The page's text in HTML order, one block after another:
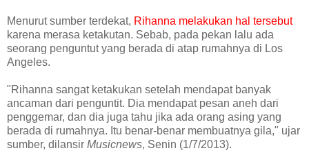
Menurut sumber terdekat, Rihanna melakukan hal tersebut
karena merasa ketakutan. Sebab, pada pekan lalu ada
seorang penguntut yang berada di atap rumahnya di Los
Angeles.
"Rihanna sangat ketakukan setelah mendapat banyak
ancaman dari penguntit. Dia mendapat pesan aneh dari
penggemar, dan dia juga tahu jika ada orang asing yang
berada di rumahnya. Itu benar-benar membuatnya gila," ujar
sumber, dilansir Musicnews, Senin (1/7/2013).